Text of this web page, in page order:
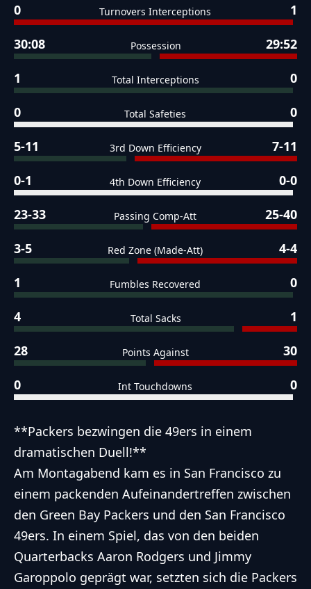
0 Turnovers Interceptions 1
30:08 Possession 29:52
1 Total Interceptions 0
0 Total Safeties 0
5-11 3rd Down Efficiency 7-11
0-1 4th Down Efficiency 0-0
23-33 Passing Comp-Att 25-40
3-5 Red Zone (Made-Att) 4-4
1 Fumbles Recovered 0
4 Total Sacks 1
28 Points Against 30
0 Int Touchdowns 0
**Packers bezwingen die 49ers in einem
dramatischen Duell!**
Am Montagabend kam es in San Francisco zu
einem packenden Aufeinandertreffen zwischen
den Green Bay Packers und den San Francisco
49ers. In einem Spiel, das von den beiden
Quarterbacks Aaron Rodgers und Jimmy
Garoppolo geprägt war, setzten sich die Packers